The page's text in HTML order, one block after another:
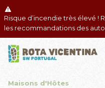
Risque d’incendie très élevé !
les recommandations des
Maisons d'Hôtes